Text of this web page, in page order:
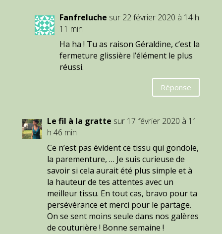
Fanfreluche sur 22 février 2020 à 14 h
11 min
Ha ha ! Tu as raison Géraldine, c’est la
fermeture glissière l’élément le plus
réussi.
Réponse
Le fil à la gratte sur 17 février 2020 à 11
h 46 min
Ce n’est pas évident ce tissu qui gondole,
la parementure, … Je suis curieuse de
savoir si cela aurait été plus simple et à
la hauteur de tes attentes avec un
meilleur tissu. En tout cas, bravo pour ta
persévérance et merci pour le partage.
On se sent moins seule dans nos galères
de couturière ! Bonne semaine !